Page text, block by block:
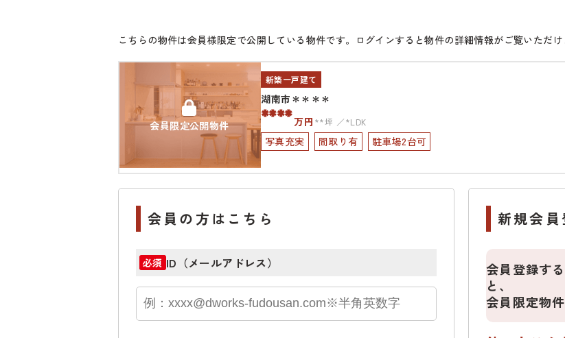
こちらの物件は会員様限定で公開している物件です。ログインすると物件の詳細情報がご覧いただけ
会員限定公開物件
新築一戸建て
湖南市＊＊＊＊
****万円 **坪 *LDK
写真充実 間取り有 駐車場2台可
会員の方はこちら
必須 ID（メールアドレス）
新規会員
会員登録する
と、
会員限定物